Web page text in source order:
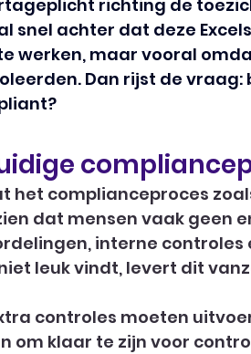
richting de
snel achter dat deze
werken, maar vooral
Dan rijst de vraag:
het complianceproces
dat mensen vaak geen
interne controles
leuk vindt, levert dit
extra controles moeten
om klaar te zijn voor